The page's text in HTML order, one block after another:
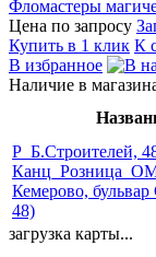
Фломастеры
Цена по запросу
Купить в 1 клик К
В избранное
Наличие в
Р_Б.Строителей,
Кемерово, бульвар
48)
загрузка карты...